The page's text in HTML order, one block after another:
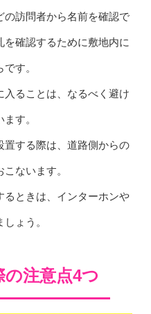
の訪問者から名前を確認で
を確認するために敷地内に
す。
ることは、なるべく避け
す。
置する際は、道路側からの
ないます。
るときは、インターホンや
ょう。
注意点4つ